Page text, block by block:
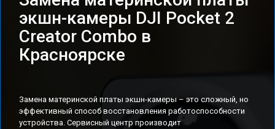
экшн-камеры DJI Pocket 2
Creator Combo в
Красноярске
Замена материнской платы экшн-камеры – это сложный, но
эффективный способ восстановления работоспособности
устройства. Сервисный центр производит